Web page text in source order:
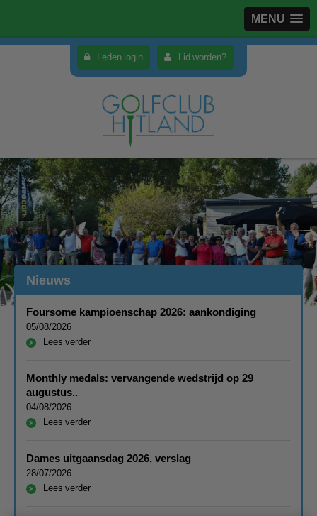
MENU
Leden login Lid worden?
Nieuws
Foursome kampioenschap 2026: aankondiging
05/08/2026
Lees verder
Monthly medals: vervangende wedstrijd op 29
augustus..
04/08/2026
Lees verder
Dames uitgaansdag 2026, verslag
28/07/2026
Lees verder